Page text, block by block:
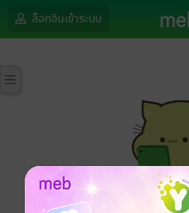
ล็อกอินเข้าระบบ